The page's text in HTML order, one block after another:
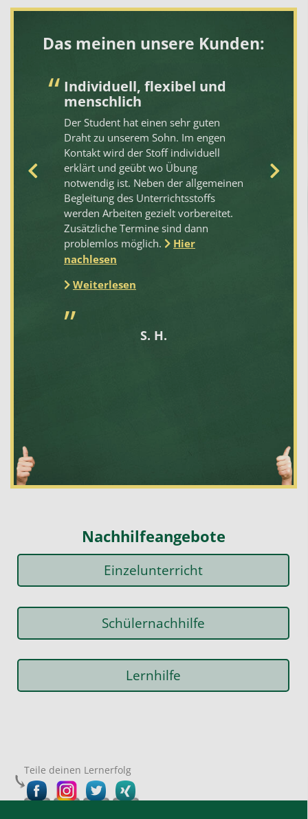
Das meinen unsere Kunden:
Individuell, flexibel und
menschlich
Der Student hat einen sehr guten
Draht zu unserem Sohn. Im engen
Kontakt wird der Stoff individuell
erklärt und geübt wo Übung
notwendig ist. Neben der allgemeinen
Begleitung des Unterrichtsstoffs
werden Arbeiten gezielt vorbereitet.
Zusätzliche Termine sind dann
problemlos möglich.
Hier
nachlesen
Weiterlesen
S. H.
Nachhilfeangebote
Einzelunterricht
Schülernachhilfe
Lernhilfe
Teile deinen Lernerfolg